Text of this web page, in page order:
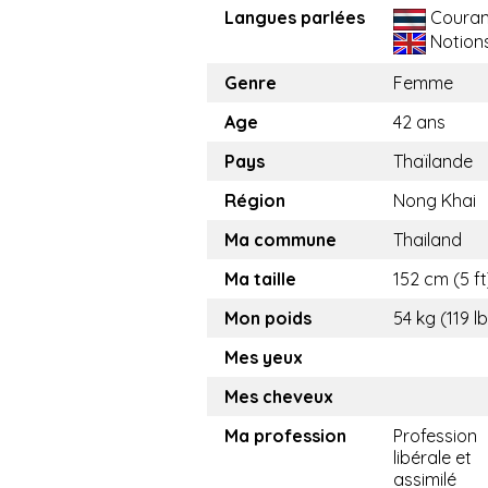
Langues parlées
Genre
Femme
Age
42 ans
Pays
Thaïlande
Région
Nong Khai
Ma commune
Thailand
Ma taille
152 cm (5
Mon poids
54 kg (119
Mes yeux
Mes cheveux
Ma profession
Profession
libérale et
assimilé